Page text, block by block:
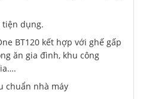
tiện dụng.
BT120 kết hợp với ghế gấp
ăn gia đình, khu công
chuẩn nhà máy